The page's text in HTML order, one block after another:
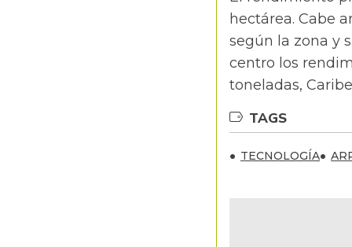
hectárea. Cabe
según la zona y
centro los
toneladas,
TAGS
TECNOLOGÍA